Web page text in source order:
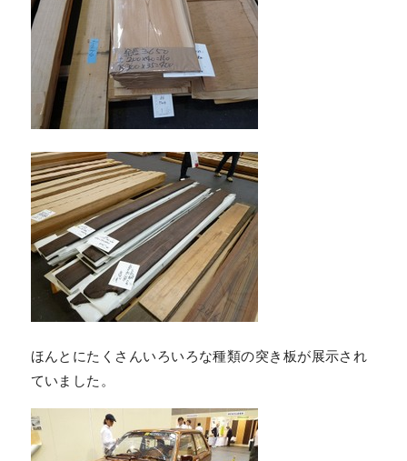
ほんとにたくさんいろいろな種類の突き板が展示され
ていました。